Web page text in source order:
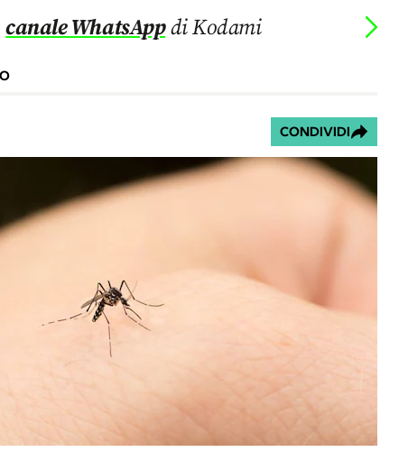
canale WhatsAppdi Kodami
CONDIVIDI